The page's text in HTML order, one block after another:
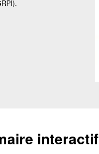
interactif